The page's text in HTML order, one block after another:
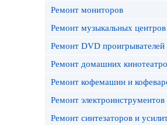
Ремонт мониторов
Ремонт музыкальных центров
Ремонт DVD проигрывателей
Ремонт домашних
Ремонт кофемашин и
Ремонт электроинструментов
Ремонт синтезаторов и